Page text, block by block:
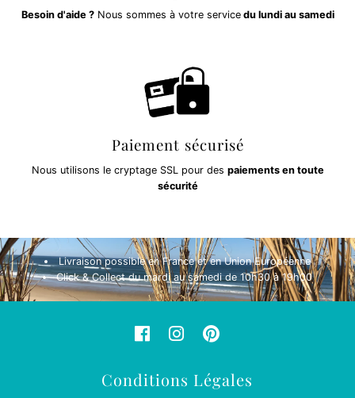
Besoin d'aide ?Nous sommes à votre servicedu lundi au samedi
Paiement sécurisé
Nous utilisons le cryptage SSL pour des paiements en toute
sécurité
Livraison possible en France et en Union Européenne
Click & Collect du mardi au samedi de 10h30 à 19h00
Conditions Légales